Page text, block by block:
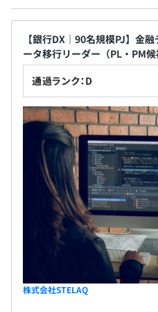
プロジェクトごとに選択
定期的に面談をしたうえで
流れとなります。
基本的には上長との面談を
すが、その達成度合いにつ
なく、チームメンバーやク
入れて、公正に判断できる
【銀行DX｜90名規模PJ】金
ータ移行リーダー（PL・PM候
通過ランク：D
株式会社STELAQ